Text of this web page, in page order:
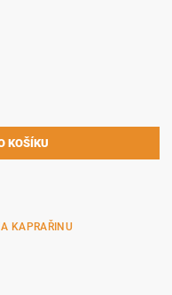
KAPRAŘINU